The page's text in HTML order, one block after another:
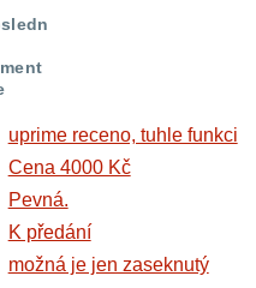
uprime receno, tuhle funkci
Cena 4000 Kč
Pevná.
K předání
možná je jen zaseknutý